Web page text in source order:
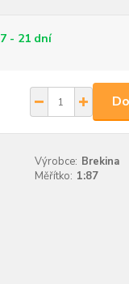
7 - 21 dní
Výrobce: Brekina
Měřítko: 1:87